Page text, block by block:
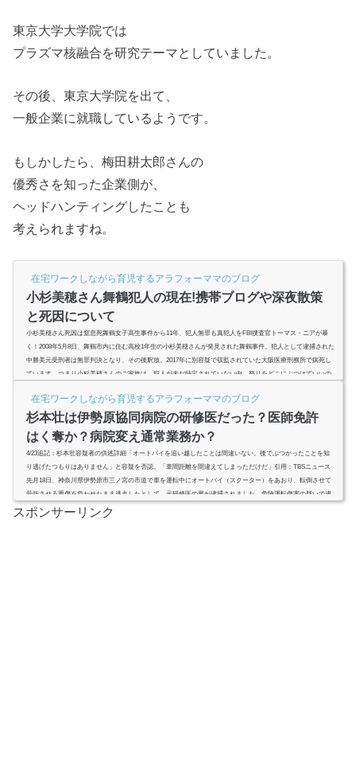
東京大学大学院では
プラズマ核融合を研究テーマとしていました。
その後、東京大学院を出て、
一般企業に就職しているようです。
もしかしたら、梅田耕太郎さんの
優秀さを知った企業側が、
ヘッドハンティングしたことも
考えられますね。
在宅ワークしながら育児するアラフォーママのブログ
小杉美穂さん舞鶴犯人の現在!携帯ブログや深夜散策
と死因について
小杉美穂さん死因は窒息死舞鶴女子高生事件から11年、犯人無罪も真犯人をFBI捜査官トーマス・ニアが暴
く！2008年5月8日、舞鶴市内に住む高校1年生の小杉美穂さんが発見された舞鶴事件。犯人として逮捕された
中勝美元受刑者は無罪判決となり、その後釈放。2017年に別容疑で収監されていた大阪医療刑務所で病死し
ています。つまり小杉美穂さんのご家族は、犯人が未だ特定されていない中、怒りをどこにぶつけていいの
う！』（20時～）...
在宅ワークしながら育児するアラフォーママのブログ
杉本壮は伊勢原協同病院の研修医だった？医師免許
はく奪か？病院変え通常業務か？
4/23追記：杉本壮容疑者の供述詳細「オートバイを追い越したことは間違いない。後でぶつかったことを知
り逃げたつもりはありません」と容疑を否認。「車間距離を間違えてしまっただけだ」引用：TBSニュース
先月18日、神奈川県伊勢原市三ノ宮の市道で車を運転中にオートバイ（スクーター）をあおり、転倒させて
骨折させる重傷を負わせたまま逃走したとして、元研修医の男が逮捕されました。危険運転傷害の疑いで逮
捕されたのは、伊勢原市の元医師（研修医）、杉本壮容疑者（25）。割り込まれた、抜き返した、怒鳴られ
た、、どっちもどっ...
スポンサーリンク